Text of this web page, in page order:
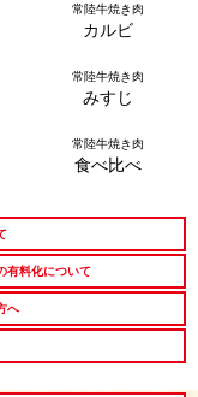
法人ギフト
常陸牛焼き肉
カルビ
常陸牛焼き肉
みすじ
常陸牛焼き肉
食べ比べ
有料化について
へ